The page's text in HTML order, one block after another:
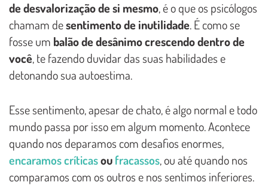
de desvalorização de si mesmo, é o que os psicólogos
chamam desentimento de inutilidade. É como se
fosse um balão de desânimo crescendo dentro de
você, te fazendo duvidar das suas habilidades e
detonando sua autoestima.
Esse sentimento, apesar de chato, é algo normal e todo
mundo passa por isso em algum momento. Acontece
quando nos deparamos com desafios enormes,
encaramos críticasoufracassos, ou até quando nos
comparamos com os outros e nos sentimos inferiores.